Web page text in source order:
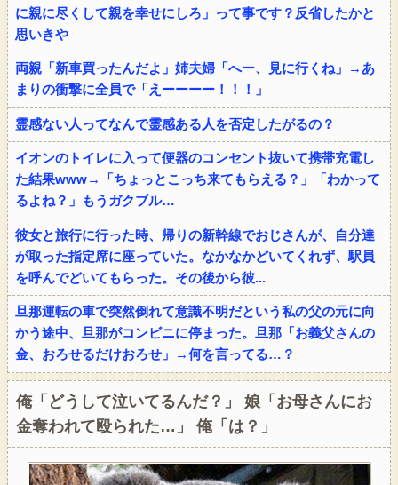
に親に尽くして親を幸せにしろ」って事です？反省したかと
思いきや
両親「新車買ったんだよ」姉夫婦「へー、見に行くね」→あ
まりの衝撃に全員で「えーーーー！！！」
霊感ない人ってなんで霊感ある人を否定したがるの？
イオンのトイレに入って便器のコンセント抜いて携帯充電し
た結果www→「ちょっとこっち来てもらえる？」「わかって
るよね？」もうガクブル…
彼女と旅行に行った時、帰りの新幹線でおじさんが、自分達
が取った指定席に座っていた。なかなかどいてくれず、駅員
を呼んでどいてもらった。その後から彼...
旦那運転の車で突然倒れて意識不明だという私の父の元に向
かう途中、旦那がコンビニに停まった。旦那「お義父さんの
金、おろせるだけおろせ」→何を言ってる…？
俺「どうして泣いてるんだ？」 娘「お母さんにお
金奪われて殴られた…」 俺「は？」